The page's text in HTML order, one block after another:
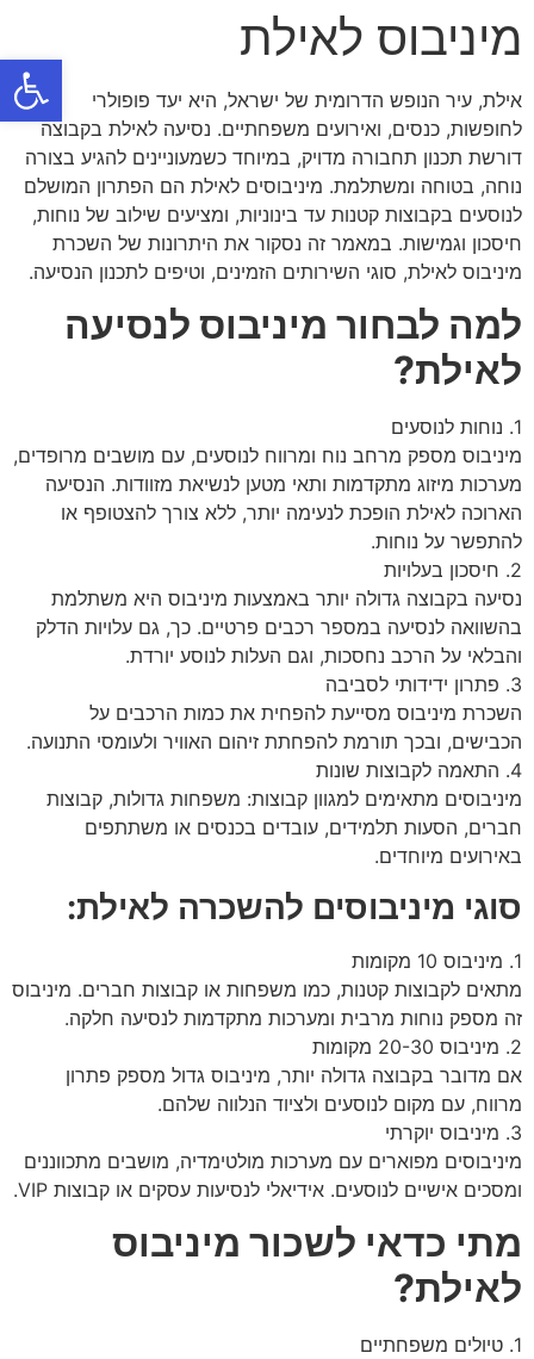
מיניבוס לאילת
אילת, עיר הנופש הדרומית של ישראל, היא יעד פופולרי
לחופשות, כנסים, ואירועים משפחתיים. נסיעה לאילת בקבוצה
דורשת תכנון תחבורה מדויק, במיוחד כשמעוניינים להגיע בצורה
נוחה, בטוחה ומשתלמת. מיניבוסים לאילת הם הפתרון המושלם
לנוסעים בקבוצות קטנות עד בינוניות, ומציעים שילוב של נוחות,
חיסכון וגמישות. במאמר זה נסקור את היתרונות של השכרת
מיניבוס לאילת, סוגי השירותים הזמינים, וטיפים לתכנון הנסיעה.
למה לבחור מיניבוס לנסיעה
לאילת?
1. נוחות לנוסעים
מיניבוס מספק מרחב נוח ומרווח לנוסעים, עם מושבים מרופדים,
מערכות מיזוג מתקדמות ותאי מטען לנשיאת מזוודות. הנסיעה
הארוכה לאילת הופכת לנעימה יותר, ללא צורך להצטופף או
להתפשר על נוחות.
2. חיסכון בעלויות
נסיעה בקבוצה גדולה יותר באמצעות מיניבוס היא משתלמת
בהשוואה לנסיעה במספר רכבים פרטיים. כך, גם עלויות הדלק
והבלאי על הרכב נחסכות, וגם העלות לנוסע יורדת.
3. פתרון ידידותי לסביבה
השכרת מיניבוס מסייעת להפחית את כמות הרכבים על
הכבישים, ובכך תורמת להפחתת זיהום האוויר ולעומסי התנועה.
4. התאמה לקבוצות שונות
מיניבוסים מתאימים למגוון קבוצות: משפחות גדולות, קבוצות
חברים, הסעות תלמידים, עובדים בכנסים או משתתפים
באירועים מיוחדים.
סוגי מיניבוסים להשכרה לאילת:
1. מיניבוס 10 מקומות
מתאים לקבוצות קטנות, כמו משפחות או קבוצות חברים. מיניבוס
זה מספק נוחות מרבית ומערכות מתקדמות לנסיעה חלקה.
2. מיניבוס 20-30 מקומות
אם מדובר בקבוצה גדולה יותר, מיניבוס גדול מספק פתרון
מרווח, עם מקום לנוסעים ולציוד הנלווה שלהם.
3. מיניבוס יוקרתי
מיניבוסים מפוארים עם מערכות מולטימדיה, מושבים מתכווננים
ומסכים אישיים לנוסעים. אידיאלי לנסיעות עסקים או קבוצות VIP.
מתי כדאי לשכור מיניבוס
לאילת?
1. טיולים משפחתיים